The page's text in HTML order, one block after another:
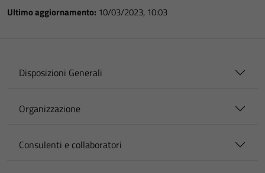
Ultimo aggiornamento: 10/03/2023, 10:03
Disposizioni Generali
Organizzazione
Consulenti e collaboratori